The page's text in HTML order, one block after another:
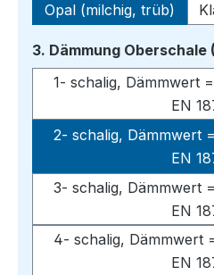
Opal (milchig, trüb)
3. Dämmung Oberschale
1- schalig, Dämmwert
EN
2- schalig, Dämmwert
EN
3- schalig, Dämmwert
EN
4- schalig, Dämmwert
EN